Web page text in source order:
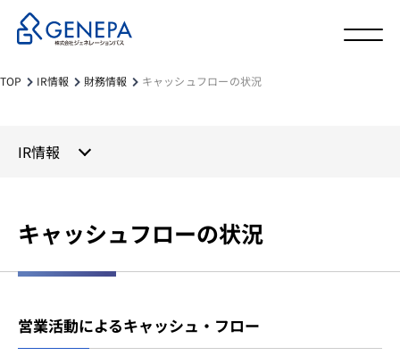
TOP IR情報 財務情報 キャッシュフローの状況
IR情報
キャッシュフローの状況
営業活動によるキャッシュ・フロー